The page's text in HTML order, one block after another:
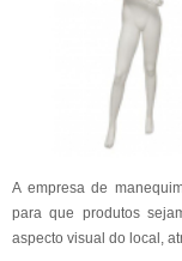
A empresa de
para que produtos
aspecto visual do local,